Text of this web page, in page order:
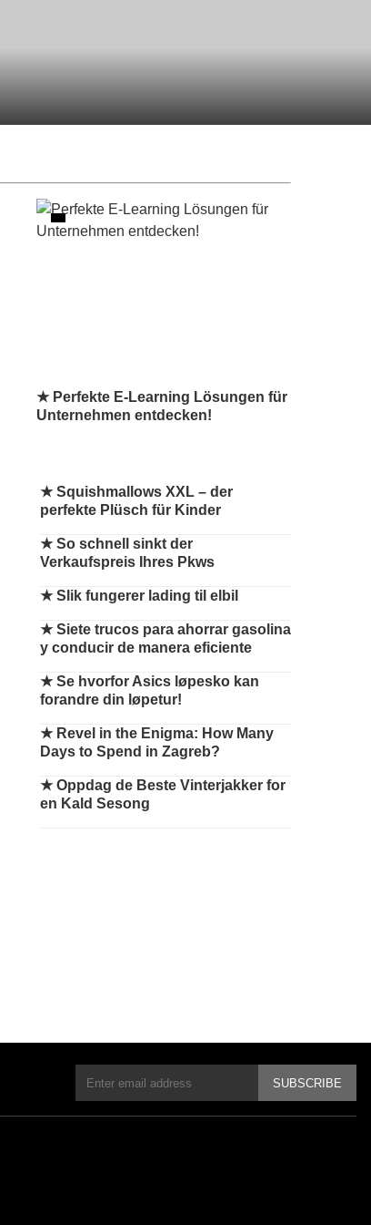
★ Perfekte E-Learning Lösungen für
Unternehmen entdecken!
★Squishmallows XXL – der
perfekte Plüsch für Kinder
★So schnell sinkt der
Verkaufspreis Ihres Pkws
★Slik fungerer lading til elbil
★Siete trucos para ahorrar gasolina
y conducir de manera eficiente
★Se hvorfor Asics løpesko kan
forandre din løpetur!
★ Revel in the Enigma: How Many
Days to Spend in Zagreb?
★Oppdag de Beste Vinterjakker for
en Kald Sesong
SUBSCRIBE